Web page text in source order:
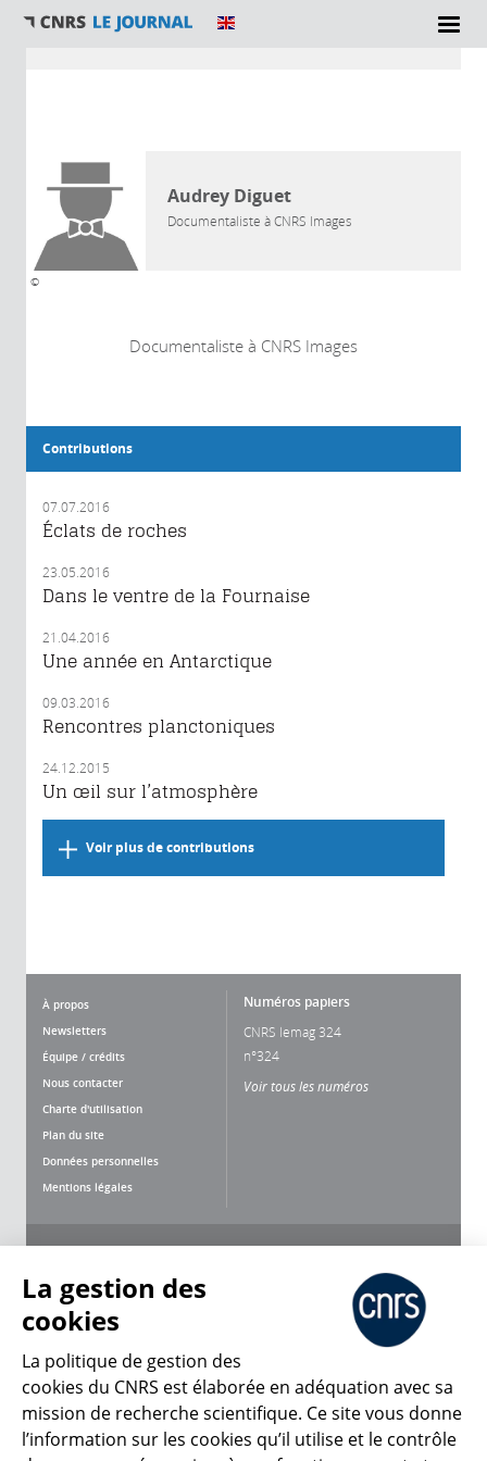
AUTEUR
©
Audrey Diguet
Documentaliste à CNRS Images
Documentaliste à CNRS Images
Contributions
07.07.2016
Éclats de roches
23.05.2016
Dans le ventre de la Fournaise
21.04.2016
Une année en Antarctique
09.03.2016
Rencontres planctoniques
24.12.2015
Un œil sur l’atmosphère
Voir plus de contributions
À propos
Newsletters
Équipe / crédits
Nous contacter
Charte d'utilisation
Plan du site
Données personnelles
Mentions légales
Numéros papiers
CNRS lemag 324
n°324
Voir tous les numéros
CNRS Le Mag
La gestion des
cookies
La politique de gestion des
cookies du CNRS est élaborée en adéquation avec sa
mission de recherche scientifique. Ce site vous donne
l’information sur les cookies qu’il utilise et le contrôle